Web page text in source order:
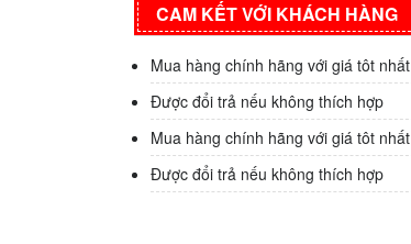
CAM KẾT VỚI KHÁCH HÀNG
Mua hàng chính hãng với giá tôt nhất
Được đổi trả nếu không thích hợp
Mua hàng chính hãng với giá tôt nhất
Được đổi trả nếu không thích hợp